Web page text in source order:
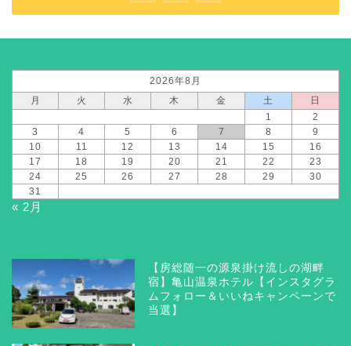
2026年8月
月
火 水 木 金 土
日
1
2
3
4 5 6 7 8
9
10
11 12 13 14 15
16
17
18 19 20 21 22
23
24
25 26 27 28 29
30
31
« 2月
【房総随一の源泉掛け流しの湖畔
宿】亀山温泉ホテル【インスタグラ
ムフォロー＆いいねキャンペーンで
当選】